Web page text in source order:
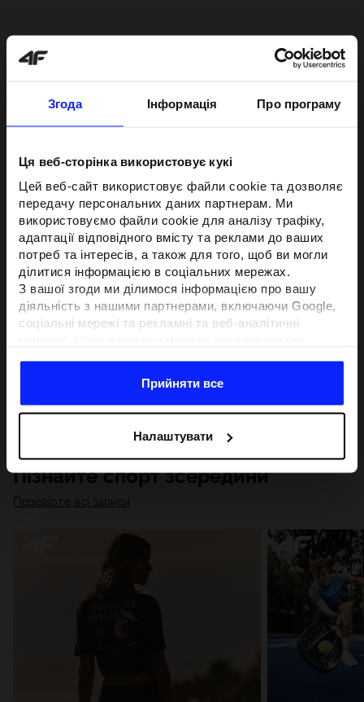
Згода Інформація Про програму
Ця веб-сторінка використовує кукі
Цей веб-сайт використовує файли cookie та дозволяє
передачу персональних даних партнерам. Ми
використовуємо файли cookie для аналізу трафіку,
адаптації відповідного вмісту та реклами до ваших
потреб та інтересів, а також для того, щоб ви могли
ділитися інформацією в соціальних мережах.
З вашої згоди ми ділимося інформацією про вашу
діяльність з нашими партнерами, включаючи Google,
соціальні мережі та рекламні та веб-аналітичні
отримують у результаті використання вами їхніх
послуг.З вашої згоди ми також можемо ділитися
з метою націлювання та покращення відображення
відповідної онлайн-реклами, проведення аналітики,
відповідності вмісту та вдосконалення рішень, які
пропонують наші партнери (наприклад, соціальні
мережі). Детальну інформацію можна знайти в нашій
та в розділі «Деталі».
Прийняти все
Налаштувати
Пізнайте спорт зсередини
Перевірте всі записи